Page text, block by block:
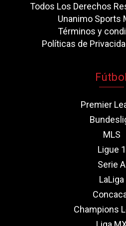
Todos Los Derechos
Unanimo Sports
Términos y
Políticas de
Fútbol
Premier
MLS
Ligue 1
Serie A
LaLiga
Champions